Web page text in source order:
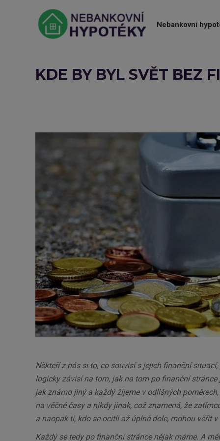
Nebankovní
KDE BY BYL SVĚT BEZ
Někteří z nás si to, co souvisí s jejich finanční
logicky závisí na tom, jak na tom po finanční
jak známo jiný a každý žijeme v odlišných
na věčné časy a nikdy jinak, což znamená, že
a naopak ti, kdo se ocitli až úplně dole, mohou věřit
Každý se tedy po finanční stránce nějak máme. A